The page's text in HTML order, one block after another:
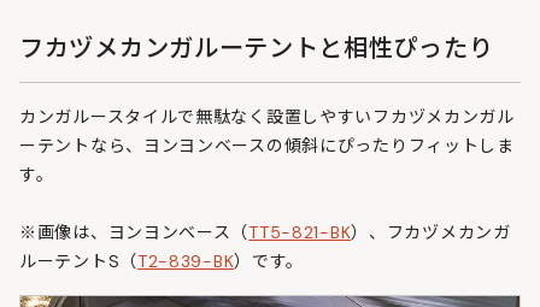
フカヅメカンガルーテントと相性ぴったり
カンガルースタイルで無駄なく設置しやすいフカヅメカンガル
ーテントなら、ヨンヨンベースの傾斜にぴったりフィットしま
す。
※画像は、ヨンヨンベース（TT5-821-BK）、フカヅメカンガ
ルーテントS（T2-839-BK）です。